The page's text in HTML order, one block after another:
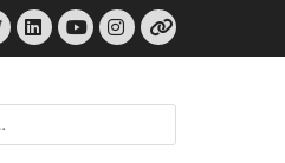
TwitterLinkedIn
YouTube
Instagram
リ
ン